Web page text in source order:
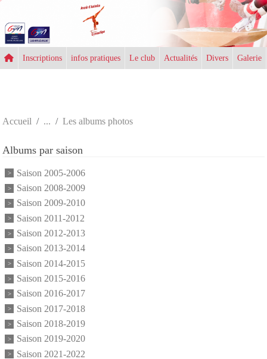
Inscriptions infos pratiques Le club Actualités Divers Galerie
Accueil Les albums photos
Albums par saison
Saison 2005-2006
Saison 2008-2009
Saison 2009-2010
Saison 2011-2012
Saison 2012-2013
Saison 2013-2014
Saison 2014-2015
Saison 2015-2016
Saison 2016-2017
Saison 2017-2018
Saison 2018-2019
Saison 2019-2020
Saison 2021-2022
Panneau de gestion des cookies